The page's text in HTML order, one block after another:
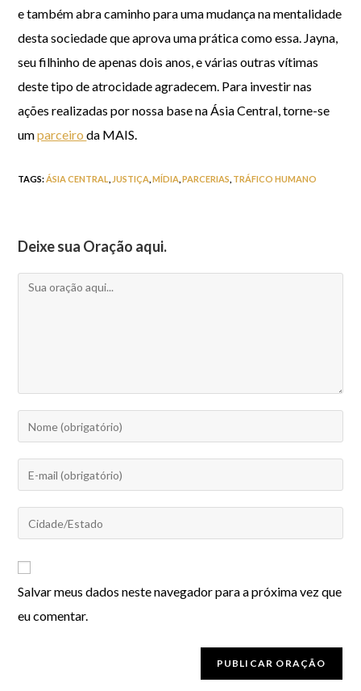
e também abra caminho para uma mudança na mentalidade
desta sociedade que aprova uma prática como essa. Jayna,
seu filhinho de apenas dois anos, e várias outras vítimas
deste tipo de atrocidade agradecem. Para investir nas
ações realizadas por nossa base na Ásia Central, torne-se
umparceiroda MAIS.
TAGS:ÁSIA CENTRAL JUSTIÇA MÍDIA PARCERIAS TRÁFICO HUMANO
Deixe sua Oração aqui.
Salvar meus dados neste navegador para a próxima vez que
eu comentar.